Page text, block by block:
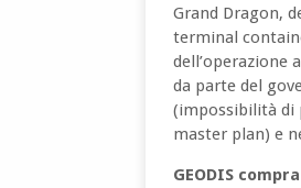
Grand Dragon,
terminal
dell’operazione
da parte del
(impossibilità di
master plan) e
GEODIS